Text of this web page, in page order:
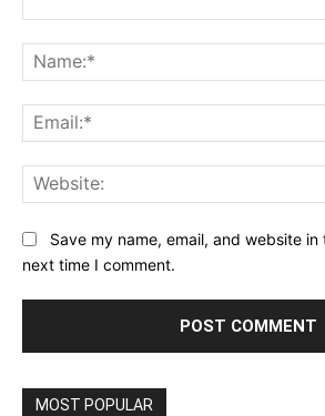
Save my name, email, and website
next time I comment.
MOST POPULAR